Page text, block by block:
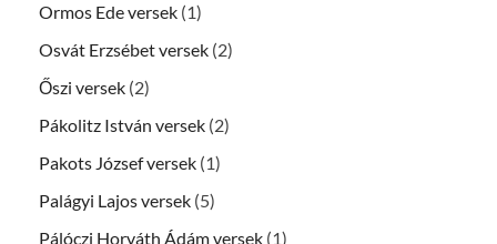
Ormos Ede versek (1)
Osvát Erzsébet versek (2)
Őszi versek (2)
Pákolitz István versek (2)
Pakots József versek (1)
Palágyi Lajos versek (5)
Pálóczi Horváth Ádám versek (1)